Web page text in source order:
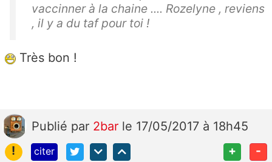
vaccinner à la chaine .... Rozelyne , reviens
, il y a du taf pour toi !
Très bon !
Publié par 2bar le 17/05/2017 à 18h45
!
citer + -